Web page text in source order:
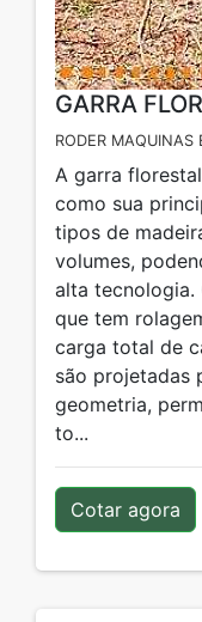
GARRA
RODER MAQUINAS
A garra
como sua
tipos de
volumes,
alta tecnologia.
que tem
carga total de
são projetadas
geometria,
to...
Cotar agora